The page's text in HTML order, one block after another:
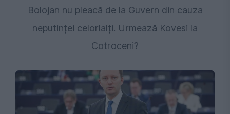
Bolojan nu pleacă de la Guvern din cauza
neputinței celorlalți. Urmează Kovesi la
Cotroceni?